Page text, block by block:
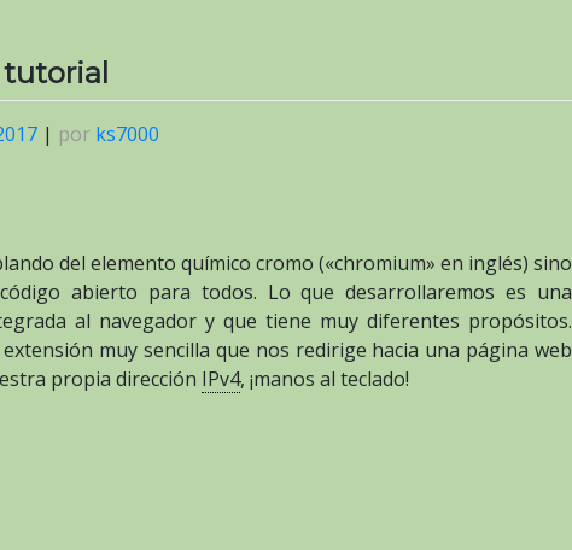
| por ks7000
del elemento químico cromo («chromium» en inglés) sino
abierto para todos. Lo que desarrollaremos es una
al navegador y que tiene muy diferentes propósitos.
muy sencilla que nos redirige hacia una página web
propia dirección IPv4, ¡manos al teclado!